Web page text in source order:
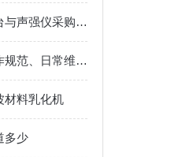
超声波振动棒、平台与声强仪采购：功率虚标、声场盲区与校准溯源的工程破局
激光振幅测量仪操作规范、日常维护与常见误区解析
材料乳化机
多少